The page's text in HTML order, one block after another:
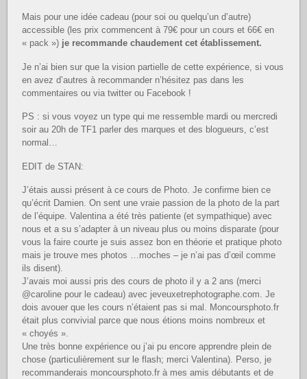
Mais pour une idée cadeau (pour soi ou quelqu’un d’autre)
accessible (les prix commencent à 79€ pour un cours et 66€ en
« pack ») je recommande chaudement cet établissement.
Je n’ai bien sur que la vision partielle de cette expérience, si vous
en avez d’autres à recommander n’hésitez pas dans les
commentaires ou via twitter ou Facebook !
PS : si vous voyez un type qui me ressemble mardi ou mercredi
soir au 20h de TF1 parler des marques et des blogueurs, c’est
normal…
EDIT de STAN:
J’étais aussi présent à ce cours de Photo. Je confirme bien ce
qu’écrit Damien. On sent une vraie passion de la photo de la part
de l’équipe. Valentina a été très patiente (et sympathique) avec
nous et a su s’adapter à un niveau plus ou moins disparate (pour
vous la faire courte je suis assez bon en théorie et pratique photo
mais je trouve mes photos …moches – je n’ai pas d’œil comme
ils disent).
J’avais moi aussi pris des cours de photo il y a 2 ans (merci
@caroline pour le cadeau) avec jeveuxetrephotographe.com. Je
dois avouer que les cours n’étaient pas si mal. Moncoursphoto.fr
était plus convivial parce que nous étions moins nombreux et
« choyés ».
Une très bonne expérience ou j’ai pu encore apprendre plein de
chose (particulièrement sur le flash; merci Valentina). Perso, je
recommanderais moncoursphoto.fr à mes amis débutants et de